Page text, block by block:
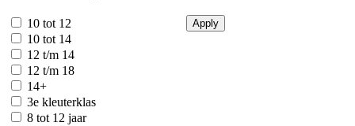
10 tot 12
10 tot 14
12 t/m 14
12 t/m 18
14+
3e kleuterklas
8 tot 12 jaar